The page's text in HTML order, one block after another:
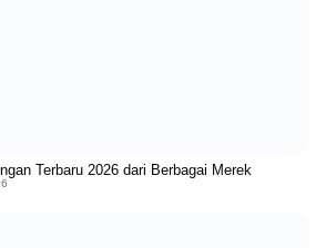
Terbaru 2026 dari Berbagai Merek